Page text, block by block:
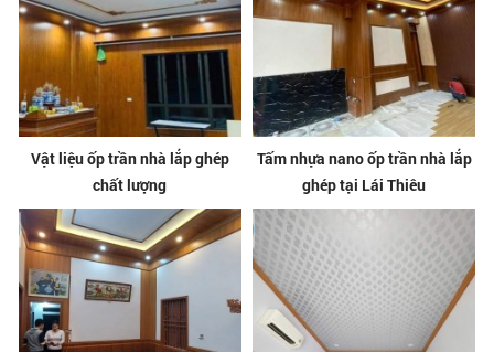
Vật liệu ốp trần nhà lắp ghép
chất lượng
Tấm nhựa nano ốp trần nhà lắp
ghép tại Lái Thiêu